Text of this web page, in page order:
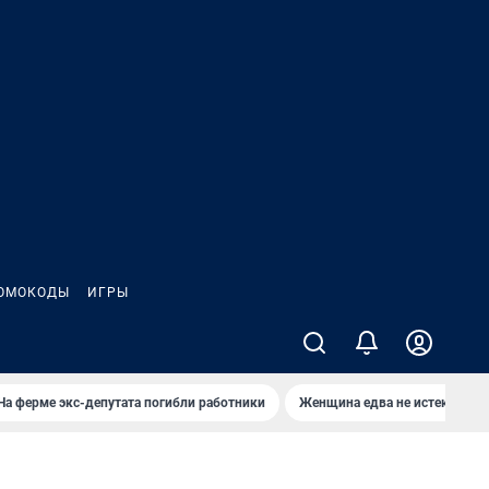
ИГРЫ
На ферме экс-депутата погибли работники Женщина едва не истекла